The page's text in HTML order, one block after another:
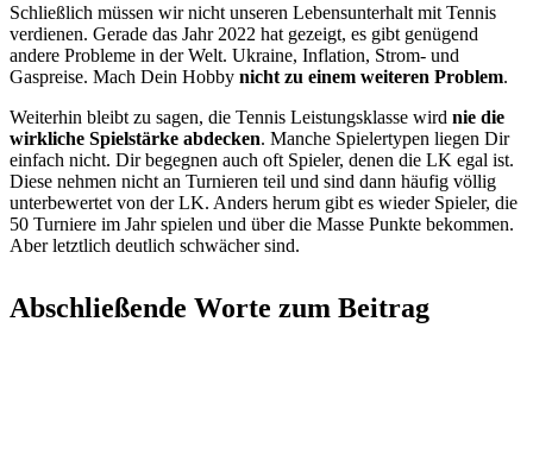
Schließlich müssen wir nicht unseren Lebensunterhalt mit Tennis
verdienen. Gerade das Jahr 2022 hat gezeigt, es gibt genügend
andere Probleme in der Welt. Ukraine, Inflation, Strom- und
Gaspreise. Mach Dein Hobby nicht zu einem weiteren Problem.
Weiterhin bleibt zu sagen, die Tennis Leistungsklasse wird nie die
wirkliche Spielstärke abdecken. Manche Spielertypen liegen Dir
einfach nicht. Dir begegnen auch oft Spieler, denen die LK egal ist.
Diese nehmen nicht an Turnieren teil und sind dann häufig völlig
unterbewertet von der LK. Anders herum gibt es wieder Spieler, die
50 Turniere im Jahr spielen und über die Masse Punkte bekommen.
Aber letztlich deutlich schwächer sind.
Abschließende Worte zum Beitrag